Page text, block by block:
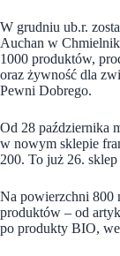
W grudniu ub.r.
Auchan w
1000 produktów,
oraz żywność dla
Pewni Dobrego.
Od 28 października
w nowym sklepie
200. To już 26.
Na powierzchni 800
produktów – od
po produkty BIO,